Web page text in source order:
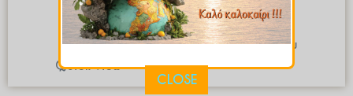
500ml
€13.90
Quick View
€13.90
Quick View
CLOSE